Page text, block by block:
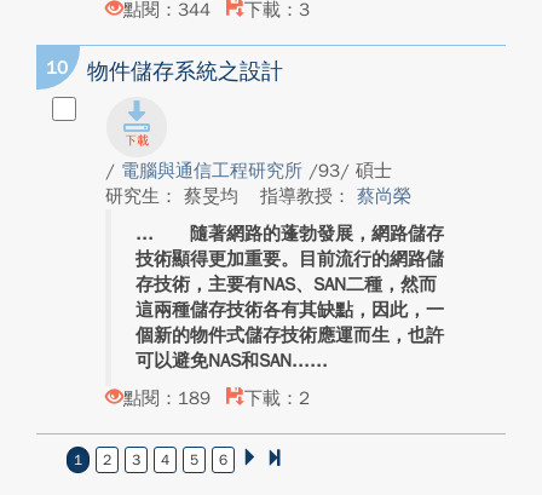
點閱：344
下載：3
10 物件儲存系統之設計
/ 電腦與通信工程研究所 /93/ 碩士
研究生： 蔡旻均
指導教授： 蔡尚榮
隨著網路的蓬勃發展，網路儲存
技術顯得更加重要。目前流行的網路儲
存技術，主要有NAS、SAN二種，然而
這兩種儲存技術各有其缺點，因此，一
個新的物件式儲存技術應運而生，也許
可以避免NAS和SAN...
點閱：189
下載：2
1 2 3 4 5 6